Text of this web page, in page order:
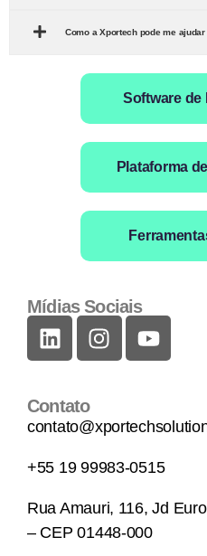
Como a Xportech pode me ajudar
Software de
Plataforma
Mídias Sociais
Contato
+55 19 99983-0515
Rua Amauri, 116, Jd
– CEP 01448-000